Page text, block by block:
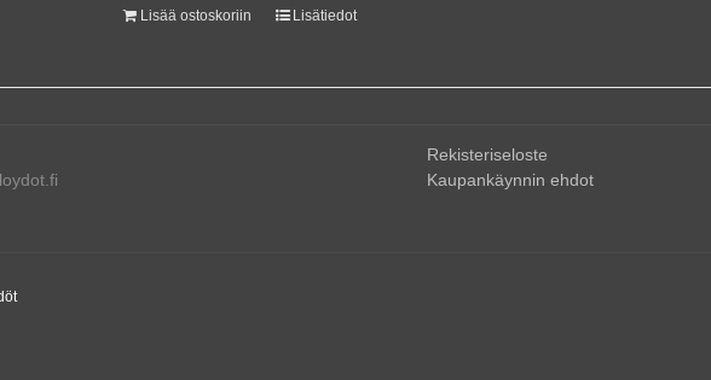
Lisää ostoskoriin Lisätiedot
Rekisteriseloste
Kaupankäynnin ehdot